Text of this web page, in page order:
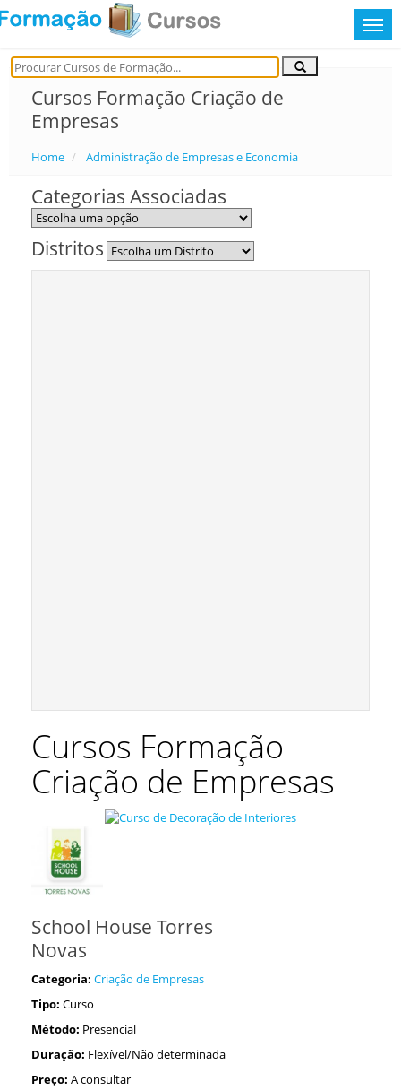
Cursos Formação Criação de
Empresas
Home Administração de Empresas e Economia
Categorias Associadas
Distritos
Cursos Formação
Criação de Empresas
School House Torres
Novas
Categoria: Criação de Empresas
Tipo: Curso
Método: Presencial
Duração: Flexível/Não determinada
Preço: A consultar